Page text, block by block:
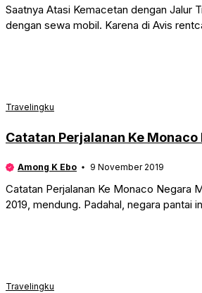
Saatnya Atasi Kemacetan dengan Jalur
dengan sewa mobil. Karena di Avis
Travelingku
Catatan Perjalanan Ke
Among K Ebo 9 November 2019
Catatan Perjalanan Ke Monaco Negara
2019, mendung. Padahal, negara pantai
Travelingku